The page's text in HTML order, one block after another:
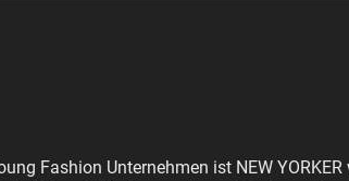
Fashion Unternehmen ist NEW